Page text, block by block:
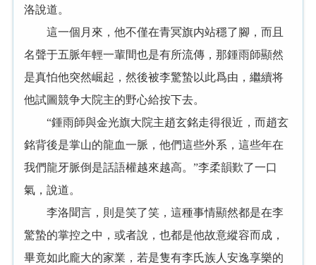
洛說道。
這一個月來，他不僅在青冥旗内站穩了腳，而且
名聲于五脈年輕一輩間也是有所流傳，那鍾雨師顯然
是真怕他突然崛起，然後被李驚蟄以此爲由，繼續将
他試圖競争大院主的野心給按下去。
“鍾雨師與金光旗大院主趙玄銘走得很近，而趙玄
銘背後是掌山的龍血一脈，他們這些外系，這些年在
我們龍牙脈倒是話語權越來越高。”李柔韻歎了一口
氣，說道。
李洛聞言，則是笑了笑，這種事情顯然都是在李
驚蟄的掌控之中，或者說，也都是他故意縱容而成，
畢竟如此龐大的家業，若是隻有李氏族人安逸享樂的